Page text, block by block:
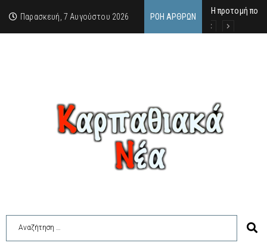
Παρασκευή, 7 Αυγούστου 2026 ΡΟΉ ΆΡΘΡΩΝ
Η προτομή που
Ο αιώνιος
Δικαστική